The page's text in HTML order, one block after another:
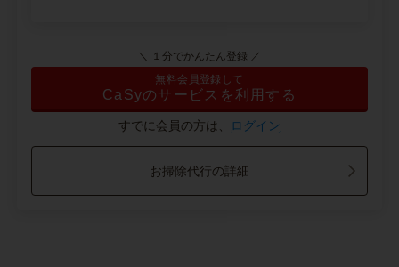
＼ １分でかんたん登録 ／
無料会員登録して
CaSyのサービスを利用する
すでに会員の方は、 ログイン
お掃除代行の詳細